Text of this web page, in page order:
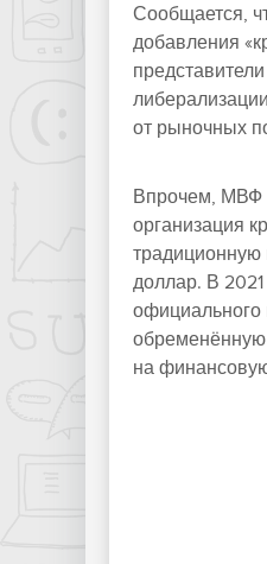
Сообщается,
добавления
от рыночных
Впрочем, МВФ
организация
традиционную
доллар. В
обременённую
на